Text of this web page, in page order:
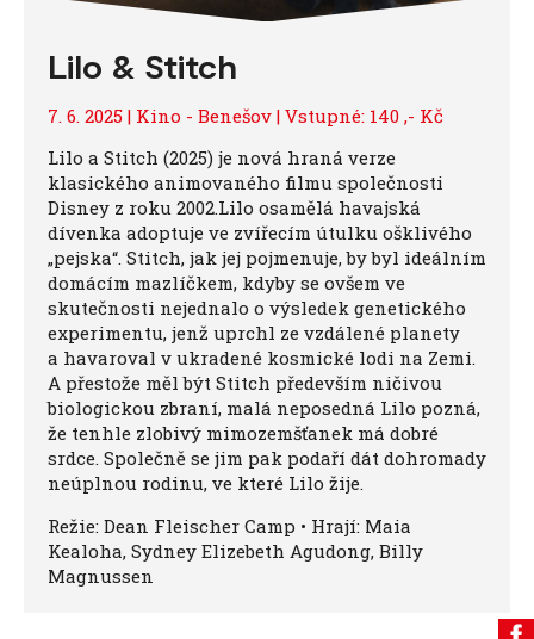
Lilo & Stitch
7. 6. 2025 | Kino - Benešov | Vstupné: 140 ,- Kč
Lilo a Stitch (2025) je nová hraná verze
klasického animovaného filmu společnosti
Disney z roku 2002.Lilo osamělá havajská
dívenka adoptuje ve zvířecím útulku ošklivého
„pejska“. Stitch, jak jej pojmenuje, by byl ideálním
domácím mazlíčkem, kdyby se ovšem ve
skutečnosti nejednalo o výsledek genetického
experimentu, jenž uprchl ze vzdálené planety
a havaroval v ukradené kosmické lodi na Zemi.
A přestože měl být Stitch především ničivou
biologickou zbraní, malá neposedná Lilo pozná,
že tenhle zlobivý mimozemšťanek má dobré
srdce. Společně se jim pak podaří dát dohromady
neúplnou rodinu, ve které Lilo žije.
Režie: Dean Fleischer Camp • Hrají: Maia
Kealoha, Sydney Elizebeth Agudong, Billy
Magnussen